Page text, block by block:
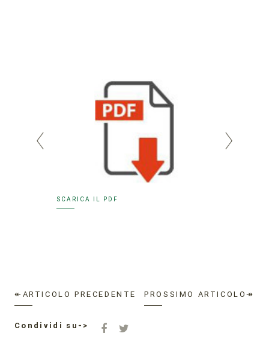
SCARICA IL PDF
↞ARTICOLO PRECEDENTE PROSSIMO ARTICOLO↠
Condividi su->